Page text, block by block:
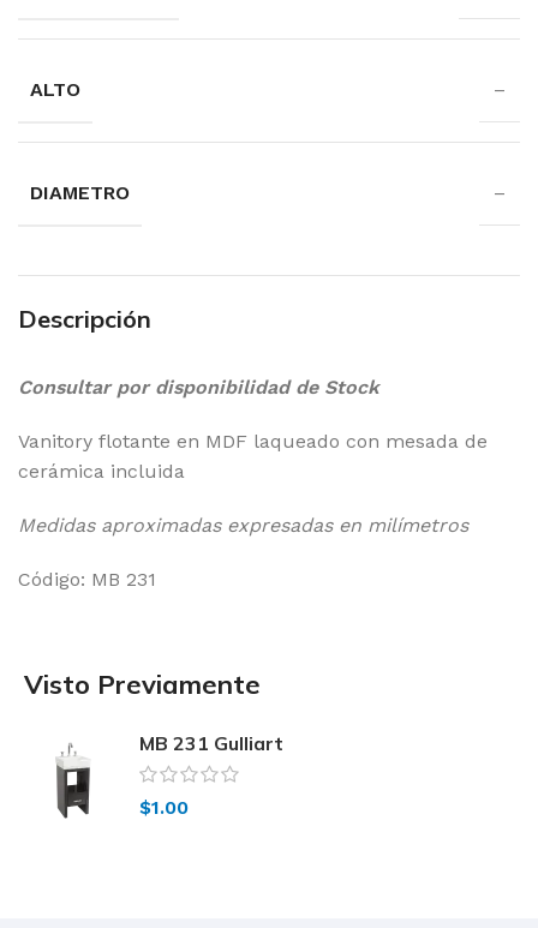
ALTO –
DIAMETRO –
Descripción
Consultar por disponibilidad de Stock
Vanitory flotante en MDF laqueado con mesada de
cerámica incluida
Medidas aproximadas expresadas en milímetros
Código: MB 231
Visto Previamente
MB 231 Gulliart
$1.00